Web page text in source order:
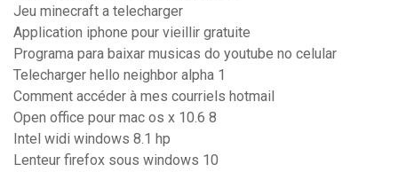
Jeu minecraft a telecharger
Application iphone pour vieillir gratuite
Programa para baixar musicas do youtube no celular
Telecharger hello neighbor alpha 1
Comment accéder à mes courriels hotmail
Open office pour mac os x 10.6 8
Intel widi windows 8.1 hp
Lenteur firefox sous windows 10